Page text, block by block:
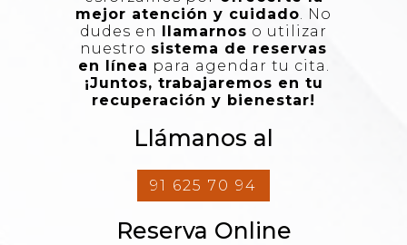
mejor atención y cuidado. No
dudes en llamarnos o utilizar
nuestro sistema de reservas
en línea para agendar tu cita.
¡Juntos, trabajaremos en tu
recuperación y bienestar!
Llámanos al
91 625 70 94
Reserva Online